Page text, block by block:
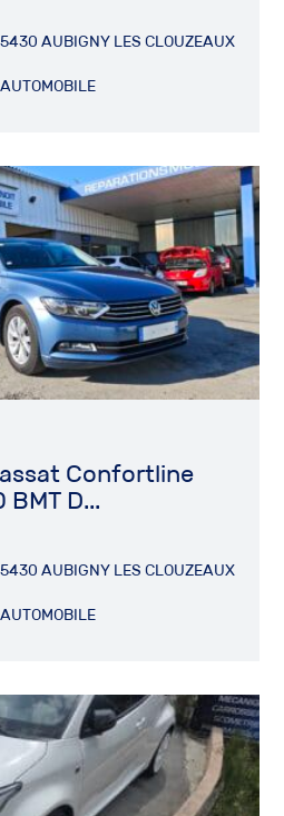
AUBIGNY LES CLOUZEAUX
Confortline
BMT D...
AUBIGNY LES CLOUZEAUX